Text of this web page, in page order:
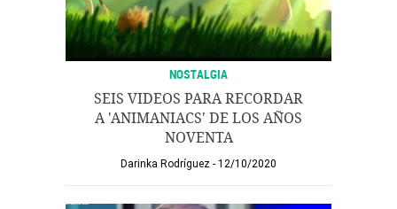
NOSTALGIA
SEIS VIDEOS PARA RECORDAR
A 'ANIMANIACS' DE LOS AÑOS
NOVENTA
Darinka Rodríguez 12/10/2020